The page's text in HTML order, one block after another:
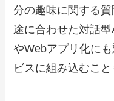
分の趣味に関する
途に合わせた対話
やWebアプリ化に
ビスに組み込むこと